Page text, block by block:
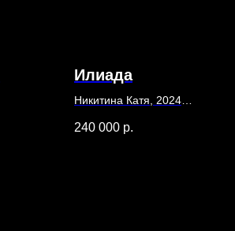
Илиада
Никитина Катя, 2024
Холст, масло
240 000 р.